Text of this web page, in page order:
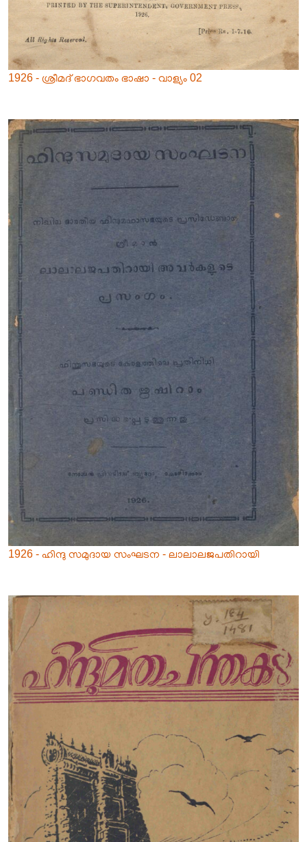
1926 - ശ്രീമദ് ഭാഗവതം ഭാഷാ - വാള്യം 02
1926 - ഹിന്ദു സമുദായ സംഘടന - ലാലാലജപതിറായി